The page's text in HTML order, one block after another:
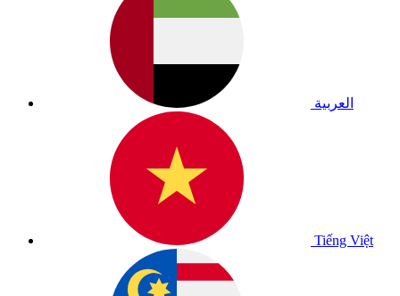
العربية
Tiếng Việt